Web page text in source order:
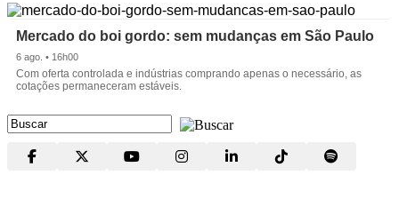
Mercado do boi gordo: sem mudanças em São Paulo
6 ago. • 16h00
Com oferta controlada e indústrias comprando apenas o necessário, as
cotações permaneceram estáveis.